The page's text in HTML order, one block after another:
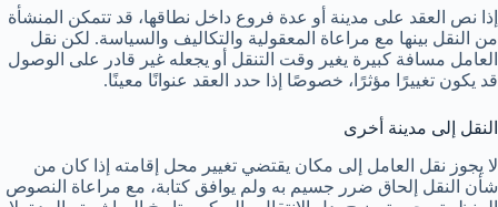
إذا نص العقد على مدينة أو عدة فروع داخل نطاقها، قد تتمكن المنشأة
من النقل بينها مع مراعاة المعقولية والتكاليف والسياسة. لكن نقل
العامل مسافة كبيرة يغير وقت التنقل أو يجعله غير قادر على الوصول
قد يكون تغييرًا مؤثرًا، خصوصًا إذا حدد العقد عنوانًا معينًا.
النقل إلى مدينة أخرى
لا يجوز نقل العامل إلى مكان يقتضي تغيير محل إقامته إذا كان من
شأن النقل إلحاق ضرر جسيم به ولم يوافق كتابة، مع مراعاة النصوص